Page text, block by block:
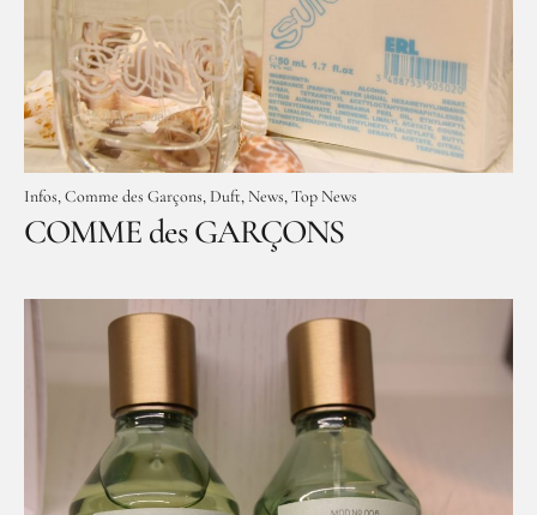
Marken
Kontakt
FacebookInstagram
Infos Comme des Garçons Duft News Top News
COMME des GARÇONS